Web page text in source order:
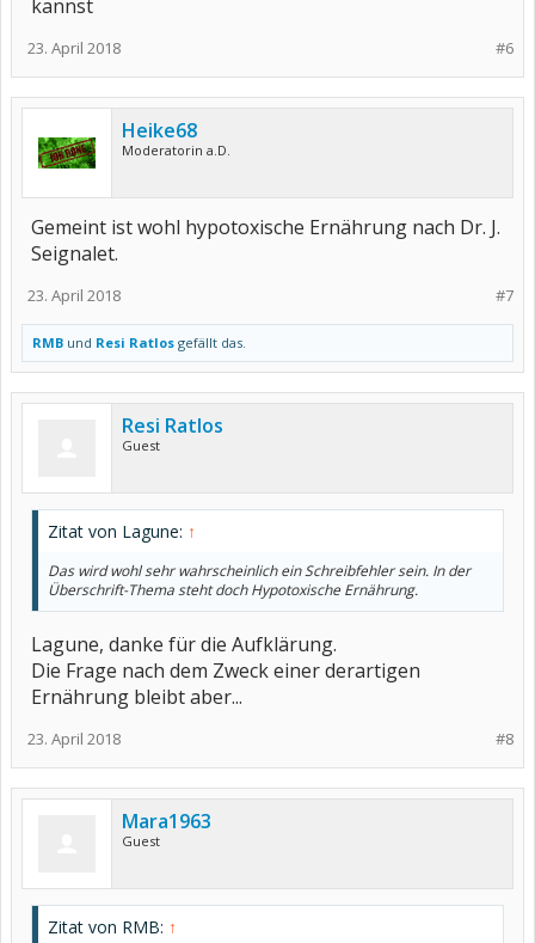
kannst
#6
23. April 2018
Heike68
Moderatorin a.D.
Gemeint ist wohl hypotoxische Ernährung nach Dr. J.
Seignalet.
#7
23. April 2018
RMB und Resi Ratlos gefällt das.
Resi Ratlos
Guest
Zitat von Lagune: ↑
Das wird wohl sehr wahrscheinlich ein Schreibfehler sein. In der
Überschrift-Thema steht doch Hypotoxische Ernährung.
Lagune, danke für die Aufklärung.
Die Frage nach dem Zweck einer derartigen
Ernährung bleibt aber...
#8
23. April 2018
Mara1963
Guest
Zitat von RMB: ↑